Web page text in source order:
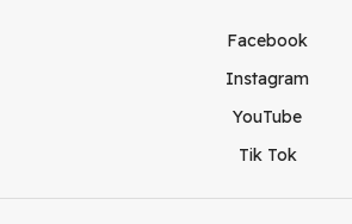
Facebook
Instagram
YouTube
Tik Tok